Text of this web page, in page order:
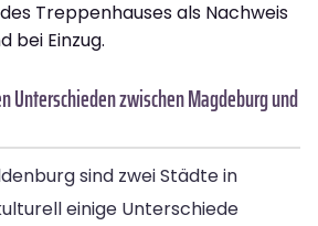
Treppenhauses als Nachweis
bei Einzug.
Unterschieden zwischen Magdeburg und
sind zwei Städte in
einige Unterschiede